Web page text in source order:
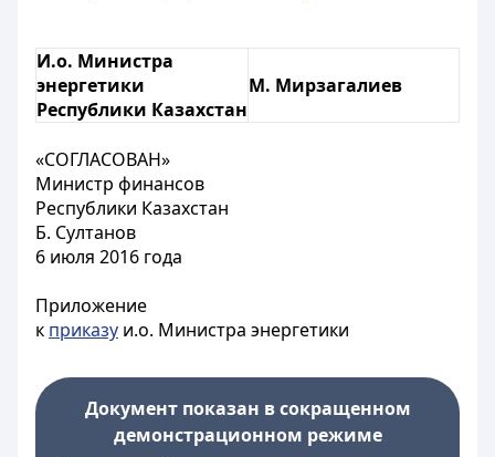
И.о. Министра
энергетики
Республики Казахстан
М. Мирзагалиев
«СОГЛАСОВАН»
Министр финансов
Республики Казахстан
Б. Султанов
6 июля 2016 года
Приложение
к приказу и.о. Министра энергетики
Документ показан в сокращенном
демонстрационном режиме